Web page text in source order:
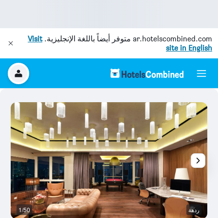
ar.hotelscombined.com متوفر أيضاً باللغة الإنجليزية.Visit
site in English
ردهة 1/50